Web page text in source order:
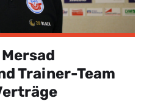
Trainer-Team